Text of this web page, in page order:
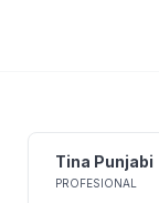
Tina Punjabi
PROFESIONAL